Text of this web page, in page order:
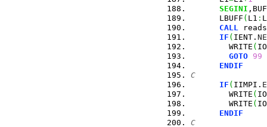
SEGINI
      LBUFF
( L1 :
CALL
IF ( IENT. NE
        WRITE
(
GOTO 99
ENDIF
C
IF ( IIMPI.
        WRITE
(
        WRITE
(
ENDIF
C